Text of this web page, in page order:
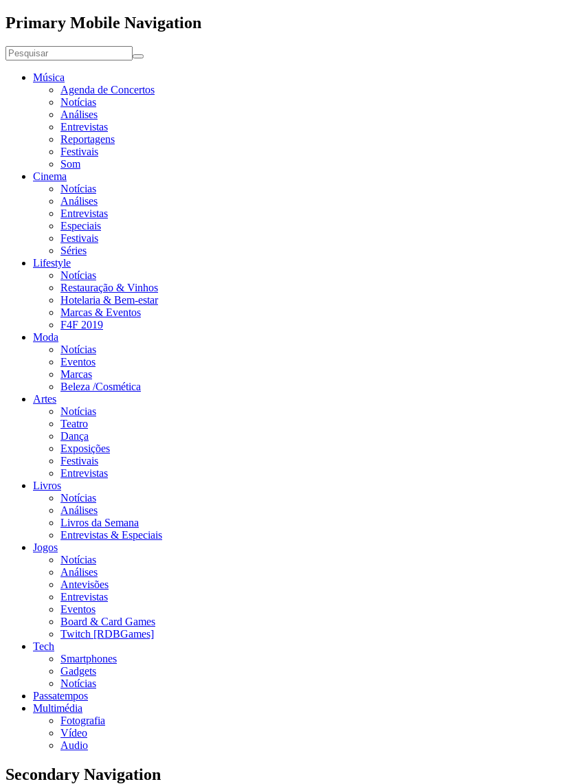
Primary Mobile Navigation
Música
Agenda de Concertos
Notícias
Análises
Entrevistas
Reportagens
Festivais
Som
Cinema
Notícias
Análises
Entrevistas
Especiais
Festivais
Séries
Lifestyle
Notícias
Restauração & Vinhos
Hotelaria & Bem-estar
Marcas & Eventos
F4F 2019
Moda
Notícias
Eventos
Marcas
Beleza /Cosmética
Artes
Notícias
Teatro
Dança
Exposições
Festivais
Entrevistas
Livros
Notícias
Análises
Livros da Semana
Entrevistas & Especiais
Jogos
Notícias
Análises
Antevisões
Entrevistas
Eventos
Board & Card Games
Twitch [RDBGames]
Tech
Smartphones
Gadgets
Notícias
Passatempos
Multimédia
Fotografia
Vídeo
Audio
Secondary Navigation